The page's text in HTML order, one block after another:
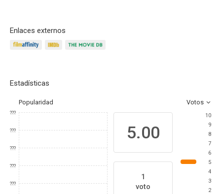
Enlaces externos
Estadísticas
Popularidad Votos
???
???
???
???
???
5.00
1
voto
10
9
8
7
6
5
4
3
2